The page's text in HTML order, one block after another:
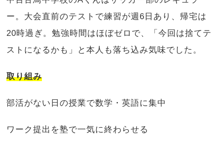
ー。大会直前のテストで練習が週6日あり、帰宅は
20時過ぎ。勉強時間はほぼゼロで、「今回は捨てテ
ストになるかも」と本人も落ち込み気味でした。
取り組み
部活がない日の授業で数学・英語に集中
ワーク提出を塾で一気に終わらせる